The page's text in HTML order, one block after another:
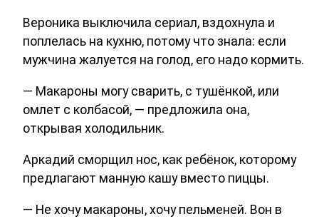
Вероника выключила сериал, вздохнула и
поплелась на кухню, потому что знала: если
мужчина жалуется на голод, его надо кормить.
— Макароны могу сварить, с тушёнкой, или
омлет с колбасой, — предложила она,
открывая холодильник.
Аркадий сморщил нос, как ребёнок, которому
предлагают манную кашу вместо пиццы.
— Не хочу макароны, хочу пельменей. Вон в